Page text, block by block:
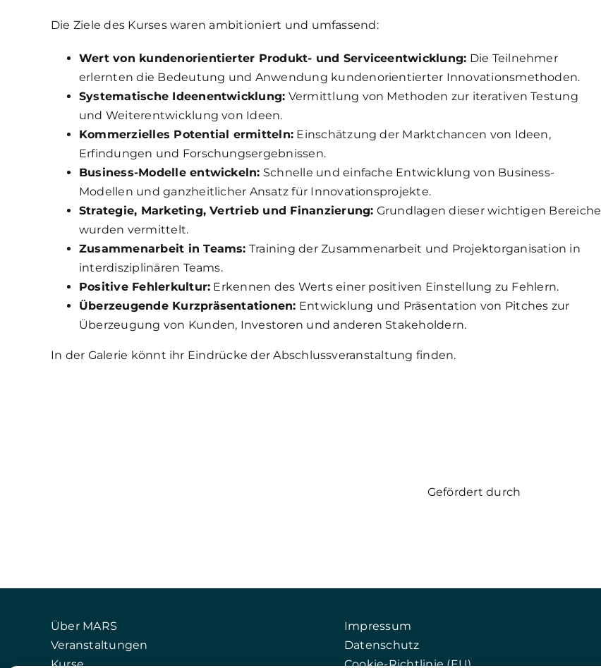
Die Ziele des Kurses waren ambitioniert und umfassend:
Wert von kundenorientierter Produkt- und Serviceentwicklung: Die Teilnehmer
erlernten die Bedeutung und Anwendung kundenorientierter Innovationsmethoden.
Systematische Ideenentwicklung: Vermittlung von Methoden zur iterativen Testung
und Weiterentwicklung von Ideen.
Kommerzielles Potential ermitteln: Einschätzung der Marktchancen von Ideen,
Erfindungen und Forschungsergebnissen.
Business-Modelle entwickeln: Schnelle und einfache Entwicklung von Business-
Modellen und ganzheitlicher Ansatz für Innovationsprojekte.
Strategie, Marketing, Vertrieb und Finanzierung: Grundlagen dieser wichtigen Bereiche
wurden vermittelt.
Zusammenarbeit in Teams: Training der Zusammenarbeit und Projektorganisation in
interdisziplinären Teams.
Positive Fehlerkultur: Erkennen des Werts einer positiven Einstellung zu Fehlern.
Überzeugende Kurzpräsentationen: Entwicklung und Präsentation von Pitches zur
Überzeugung von Kunden, Investoren und anderen Stakeholdern.
In der Galerie könnt ihr Eindrücke der Abschlussveranstaltung finden.
Gefördert durch
Über MARS
Veranstaltungen
Kurse
Impressum
Datenschutz
Cookie-Richtlinie (EU)